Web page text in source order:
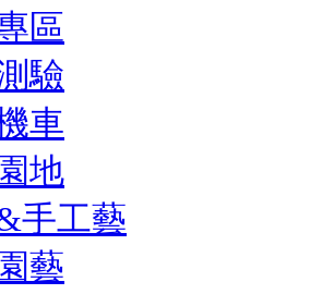
區
驗
車
地
手工藝
藝